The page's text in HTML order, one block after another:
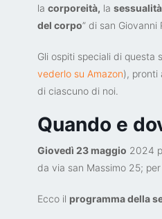
la corporeità, la
del corpo” di san Giovanni
Gli ospiti speciali di questa
vederlo su Amazon), pronti
di ciascuno di noi.
Quando e
Giovedì 23 maggio 2024
da via san Massimo 25;
Ecco il programma della